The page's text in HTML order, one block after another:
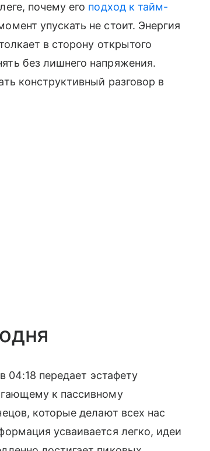
почему его подход к тайм-
упускать не стоит. Энергия
в сторону открытого
без лишнего напряжения.
конструктивный разговор в
04:18 передает эстафету
к пассивному
которые делают всех нас
усваивается легко, идеи